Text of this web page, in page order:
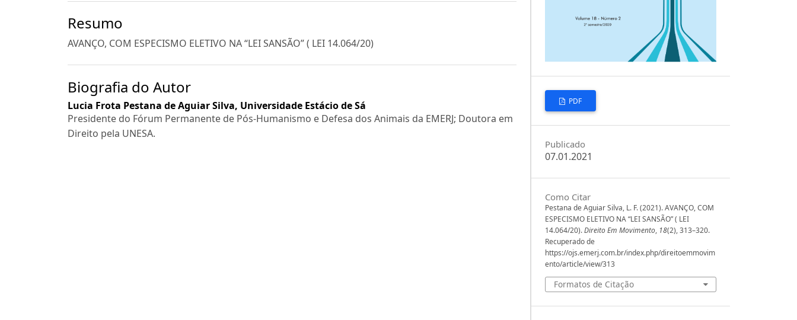
Resumo
AVANÇO, COM ESPECISMO ELETIVO NA “LEI SANSÃO” ( LEI 14.064/20)
Biografia do Autor
Lucia Frota Pestana de Aguiar Silva, Universidade Estácio de Sá
Presidente do Fórum Permanente de Pós-Humanismo e Defesa dos Animais da EMERJ; Doutora em
Direito pela UNESA.
PDF
Publicado
07.01.2021
Como Citar
Pestana de Aguiar Silva, L. F. (2021). AVANÇO, COM
ESPECISMO ELETIVO NA “LEI SANSÃO” ( LEI
14.064/20).Direito Em Movimento, 18(2), 313–320.
Recuperado de
https://ojs.emerj.com.br/index.php/direitoemmovim
ento/article/view/313
Formatos de Citação